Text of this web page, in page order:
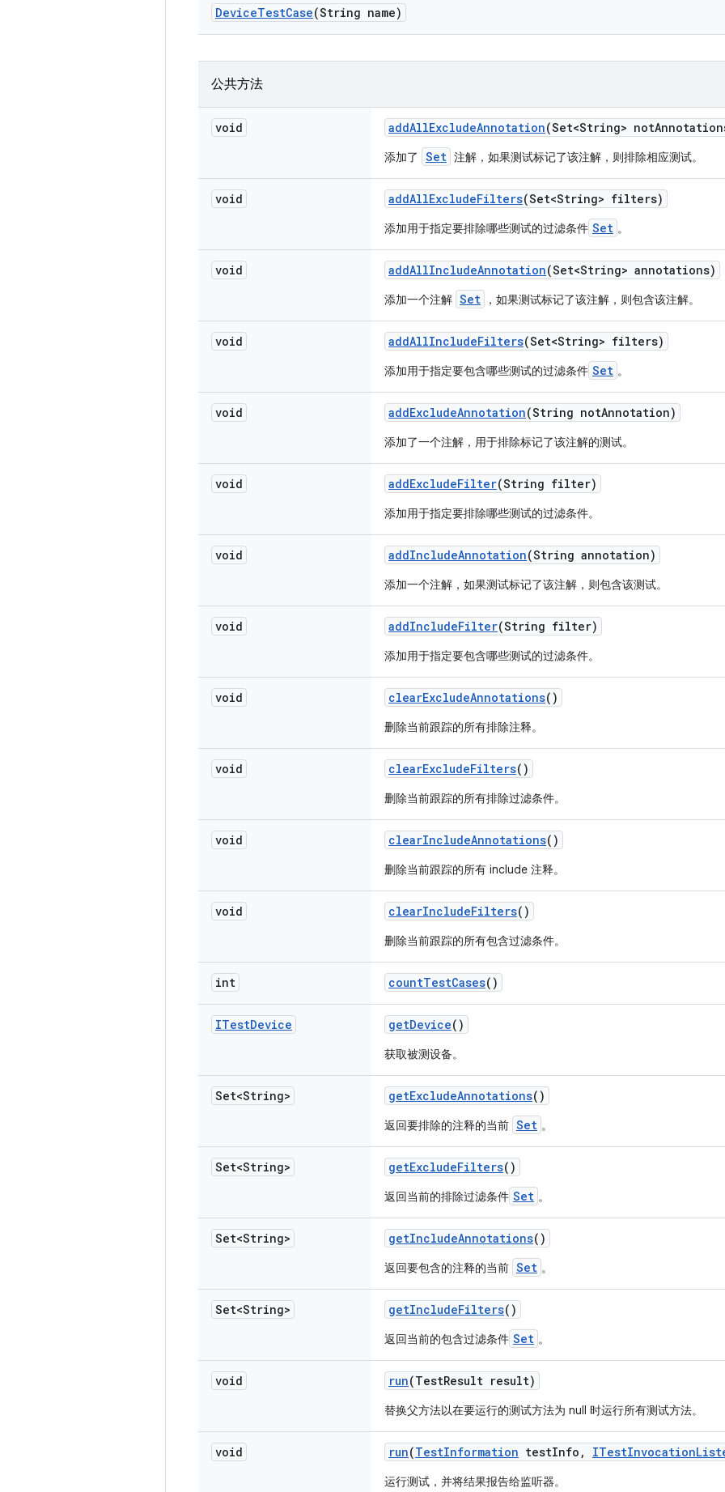
DeviceTestCase(String name)
公共方法
void addAllExcludeAnnotation(Set<String> not
添加了 Set 注解，如果测试标记了该注解，则排除相应测试。
void addAllExcludeFilters(Set<String> filters)
添加用于指定要排除哪些测试的过滤条件 Set 。
void addAllIncludeAnnotation(Set<String> annotations)
添加一个注解 Set ，如果测试标记了该注解，则包含该注解。
void addAllIncludeFilters(Set<String> filters)
添加用于指定要包含哪些测试的过滤条件 Set 。
void addExcludeAnnotation(String notAnnotation)
添加了一个注解，用于排除标记了该注解的测试。
void addExcludeFilter(String filter)
添加用于指定要排除哪些测试的过滤条件。
void addIncludeAnnotation(String annotation)
添加一个注解，如果测试标记了该注解，则包含该测试。
void addIncludeFilter(String filter)
添加用于指定要包含哪些测试的过滤条件。
void clearExcludeAnnotations()
删除当前跟踪的所有排除注释。
void clearExcludeFilters()
删除当前跟踪的所有排除过滤条件。
void clearIncludeAnnotations()
删除当前跟踪的所有 include 注释。
void clearIncludeFilters()
删除当前跟踪的所有包含过滤条件。
int countTestCases()
ITestDevice getDevice()
获取被测设备。
Set<String> getExcludeAnnotations()
返回要排除的注释的当前 Set 。
Set<String> getExcludeFilters()
返回当前的排除过滤条件 Set 。
Set<String> getIncludeAnnotations()
返回要包含的注释的当前 Set 。
Set<String> getIncludeFilters()
返回当前的包含过滤条件 Set 。
void run(TestResult result)
替换父方法以在要运行的测试方法为 null 时运行所有测试方法。
void run(TestInformation testInfo , ITestInvocation
运行测试，并将结果报告给监听器。